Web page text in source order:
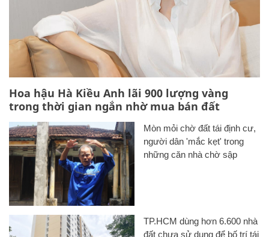
Hoa hậu Hà Kiều Anh lãi 900 lượng vàng
trong thời gian ngắn nhờ mua bán đất
Mòn mỏi chờ đất tái định cư,
người dân 'mắc kẹt' trong
những căn nhà chờ sập
TP.HCM dùng hơn 6.600 nhà
đất chưa sử dụng để bố trí tái